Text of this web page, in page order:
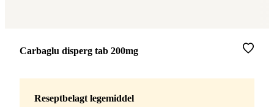
Merke:
Carbaglu disperg tab 200mg
Reseptbelagt legemiddel